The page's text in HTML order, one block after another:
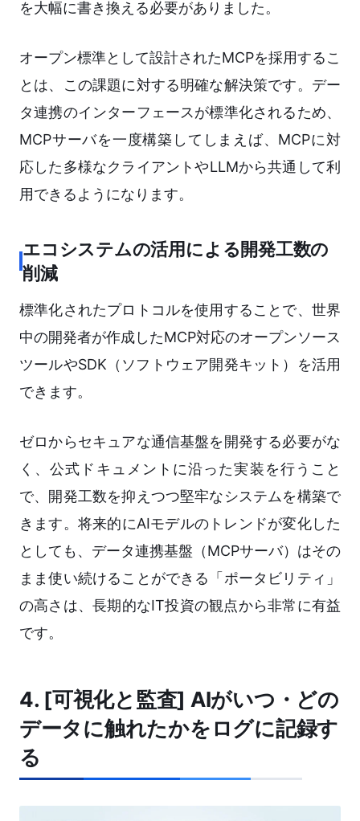
を大幅に書き換える必要がありました。
オープン標準として設計されたMCPを採用するこ
とは、この課題に対する明確な解決策です。デー
タ連携のインターフェースが標準化されるため、
MCPサーバを一度構築してしまえば、MCPに対
応した多様なクライアントやLLMから共通して利
用できるようになります。
エコシステムの活用による開発工数の
削減
標準化されたプロトコルを使用することで、世界
中の開発者が作成したMCP対応のオープンソース
ツールやSDK（ソフトウェア開発キット）を活用
できます。
ゼロからセキュアな通信基盤を開発する必要がな
く、公式ドキュメントに沿った実装を行うこと
で、開発工数を抑えつつ堅牢なシステムを構築で
きます。将来的にAIモデルのトレンドが変化した
としても、データ連携基盤（MCPサーバ）はその
まま使い続けることができる「ポータビリティ」
の高さは、長期的なIT投資の観点から非常に有益
です。
4. [可視化と監査] AIがいつ・どの
データに触れたかをログに記録す
る